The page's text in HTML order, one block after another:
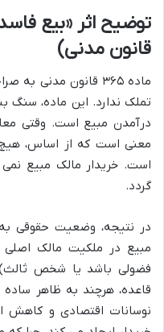
قانون مدنی)
ماده ۳۶۵ قانون
تملک ندارد. این ماده، سنگ
درآمدن مبیع است. وقتی
معنی است که از اساس، هیچ
است. خریدار مالک مبیع
گردد.
در نتیجه، وضعیت حقوقی
مبیع در ملکیت مالک اصلی
فضولی باشد یا شخص
قاعده، هرچند به ظاهر
نوسانات اقتصادی و کاهش